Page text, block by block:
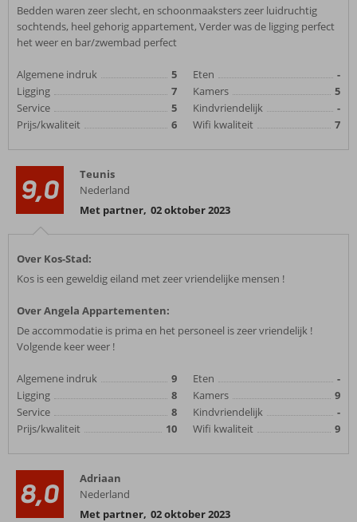
Bedden waren zeer slecht, en schoonmaaksters zeer luidruchtig
sochtends, heel gehorig appartement, Verder was de ligging perfect
het weer en bar/zwembad perfect
Algemene indruk
5
Ligging
7
Service
5
Prijs/kwaliteit
6
Eten
-
Kamers
5
Kindvriendelijk
-
Wifi kwaliteit
7
9,0
Teunis
Nederland
Met partner, 02 oktober 2023
Over Kos-Stad:
Kos is een geweldig eiland met zeer vriendelijke mensen !
Over Angela Appartementen:
De accommodatie is prima en het personeel is zeer vriendelijk !
Volgende keer weer !
Algemene indruk
9
Ligging
8
Service
8
Prijs/kwaliteit
10
Eten
-
Kamers
9
Kindvriendelijk
-
Wifi kwaliteit
9
8,0
Adriaan
Nederland
Met partner, 02 oktober 2023